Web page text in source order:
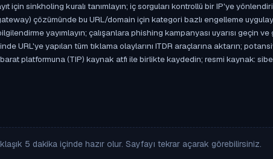
için sinkholing kuralı tanımlayın; iç sorguları kontrollü bir IP'ye
çözümünde bu URL/domain için kategori bazlı engelleme
yayımlayın; çalışanlara phishing kampanyası uyarısı geçin
URL'ye yapılan tüm tıklama olaylarını ITDR araçlarına aktarın;
platformuna (TIP) kaynak atfı ile birlikte kaydedin; resmi kaynak:
5 dakika içinde hazır olur. Sayfayı tekrar açarak görebilirsiniz.